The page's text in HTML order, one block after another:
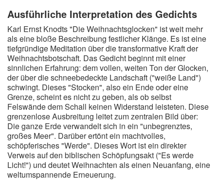
Ausführliche Interpretation des Gedichts
Karl Ernst Knodts "Die Weihnachtsglocken" ist weit mehr
als eine bloße Beschreibung festlicher Klänge. Es ist eine
tiefgründige Meditation über die transformative Kraft der
Weihnachtsbotschaft. Das Gedicht beginnt mit einer
sinnlichen Erfahrung: dem vollen, weiten Ton der Glocken,
der über die schneebedeckte Landschaft ("weiße Land")
schwingt. Dieses "Stocken", also ein Ende oder eine
Grenze, scheint es nicht zu geben, als ob selbst
Felswände dem Schall keinen Widerstand leisteten. Diese
grenzenlose Ausbreitung leitet zum zentralen Bild über:
Die ganze Erde verwandelt sich in ein "unbegrenztes,
großes Meer". Darüber ertönt ein machtvolles,
schöpferisches "Werde". Dieses Wort ist ein direkter
Verweis auf den biblischen Schöpfungsakt ("Es werde
Licht!") und deutet Weihnachten als einen Neuanfang, eine
weltumspannende Erneuerung.